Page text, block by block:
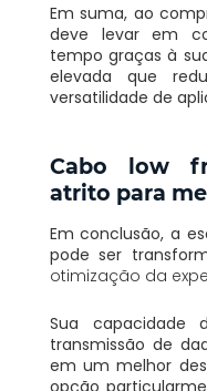
Em suma, ao
deve levar em
tempo graças à
elevada que
versatilidade de
Cabo low
atrito para
Em conclusão, a
pode ser
otimização da
Sua
transmissão de
em um melhor
opção